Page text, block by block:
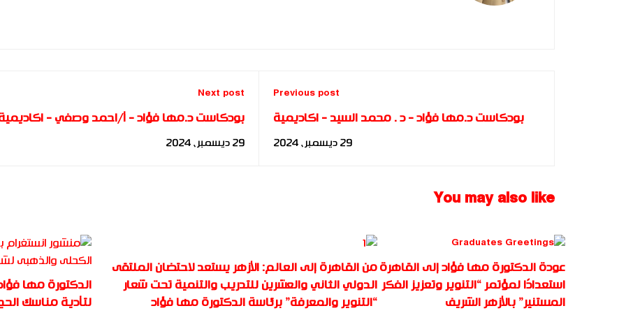
Previous post
بودكاست د.مها فؤاد - د . محمد السيد - اكاديمية
29 ديسمبر، 2024
Next post
بودكاست د.مها فؤاد - أ/احمد وصفي -
29 ديسمبر، 2024
You may also like
عودة الدكتورة مها فؤاد إلى القاهرة
استعدادًا لمؤتمر “التنوير وتعزيز الفكر
المستنير” بالأزهر الشريف
من القاهرة إلى العالم: الأزهر يستعد لاحتضان الملتقى
الدولي الثاني والعشرين للتدريب والتنمية تحت شعار
“التنوير والمعرفة” برئاسة الدكتورة مها فؤاد
الدكتورة مها
لتأدية مناسك